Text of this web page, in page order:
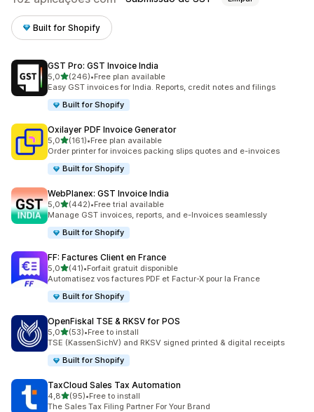
Built for Shopify
GST Pro: GST Invoice India
5,0de 5 estrelas
(246)
246 total de avaliações
•Free plan available
Easy GST invoices for India. Reports, credit notes and filings
Built for Shopify
Oxilayer PDF Invoice Generator
5,0de 5 estrelas
(161)
161 total de avaliações
•Free plan available
Order printer for invoices packing slips quotes and e-invoices
Built for Shopify
WebPlanex: GST Invoice India
5,0de 5 estrelas
(442)
442 total de avaliações
•Free trial available
Manage GST invoices, reports, and e-Invoices seamlessly
Built for Shopify
FF: Factures Client en France
5,0de 5 estrelas
(41)
41 total de avaliações
•Forfait gratuit disponible
Automatisez vos factures PDF et Factur-X pour la France
Built for Shopify
OpenFiskal TSE & RKSV for POS
5,0de 5 estrelas
(53)
53 total de avaliações
•Free to install
TSE (KassenSichV) and RKSV signed printed & digital receipts
Built for Shopify
TaxCloud Sales Tax Automation
4,8de 5 estrelas
(95)
95 total de avaliações
•Free to install
The Sales Tax Filing Partner For Your Brand